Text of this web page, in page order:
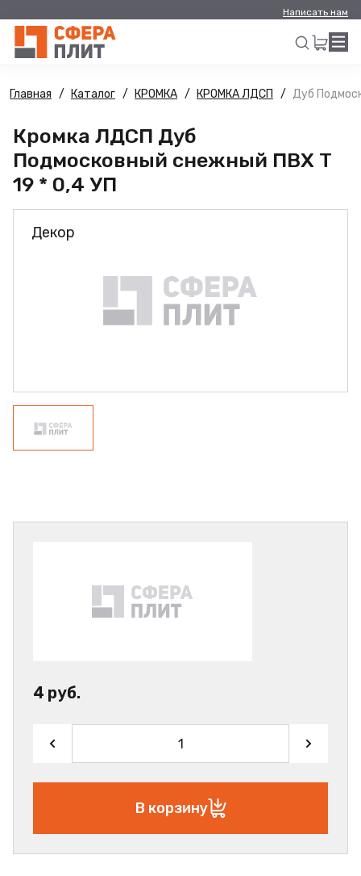
Написать нам
Искать
Главная Каталог КРОМКА КРОМКА ЛДСП Дуб
Кромка ЛДСП Дуб
Подмосковный снежный ПВХ Т
19 * 0,4 УП
Декор
4 руб.
В корзину